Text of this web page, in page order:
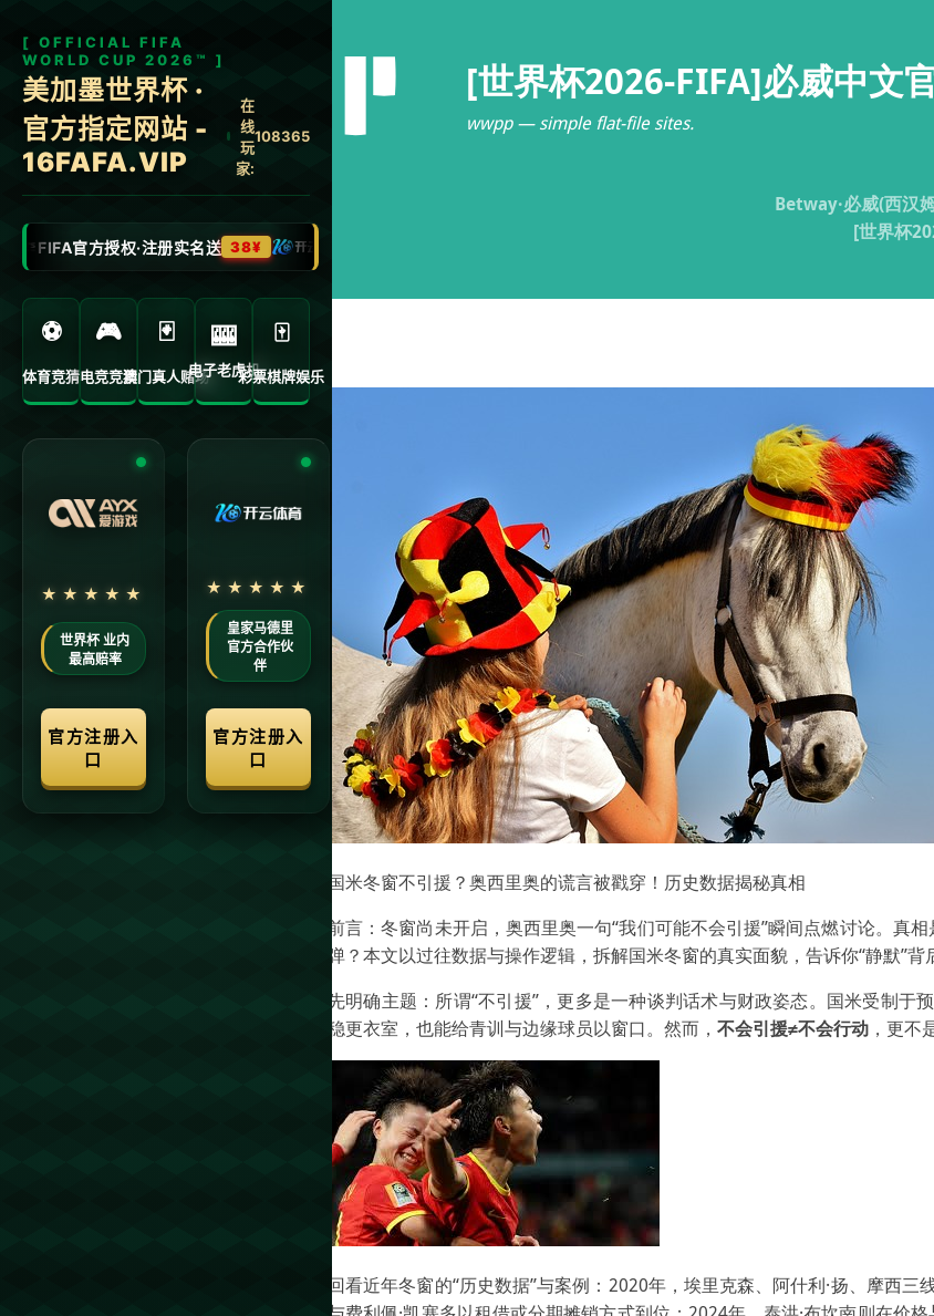
[世界杯2026-FIFA]必威中文
wwpp — simple flat-file sites.
Betway·必威(西汉
[世界杯
国米冬窗不引援？奥西里奥的谎言被戳穿！历史数据揭秘真相
前言：冬窗尚未开启，奥西里奥一句“我们可能不会引援”瞬间点燃讨论。真
弹？本文以过往数据与操作逻辑，拆解国米冬窗的真实面貌，告诉你“静默”背
先明确主题：所谓“不引援”，更多是一种谈判话术与财政姿态。国米受制于预
稳更衣室，也能给青训与边缘球员以窗口。然而， 不会引援≠不会行动 ，更不
回看近年冬窗的“历史数据”与案例：2020年，埃里克森、阿什利·扬、摩西三